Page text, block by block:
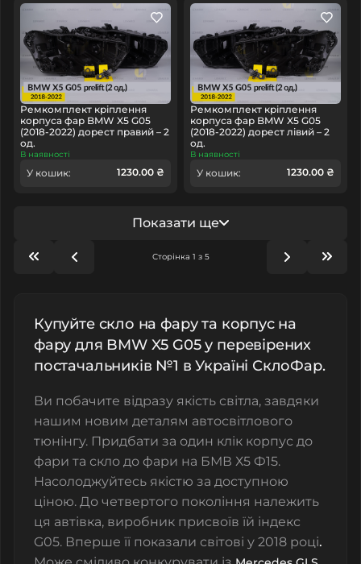
Ремкомплект кріплення
корпуса фар BMW X5 G05
(2018-2022) дорест правий – 2
од.
В наявності
У кошик: 1230.00 ₴
Ремкомплект кріплення
корпуса фар BMW X5 G05
(2018-2022) дорест лівий – 2
од.
В наявності
У кошик: 1230.00 ₴
Показати ще
Сторінка 1 з 5
Купуйте скло на фару та корпус на
фару для BMW X5 G05 у перевірених
постачальників №1 в Україні СклоФар.
Ви побачите відразу якість світла, завдяки
нашим новим деталям автосвітлового
тюнінгу. Придбати за один клік корпус до
фари та скло до фари на БМВ Х5 Ф15.
Насолоджуйтесь якістю за доступною
ціною. До четвертого покоління належить
ця автівка, виробник присвоїв їй індекс
G05. Вперше її показали світові у 2018 році.